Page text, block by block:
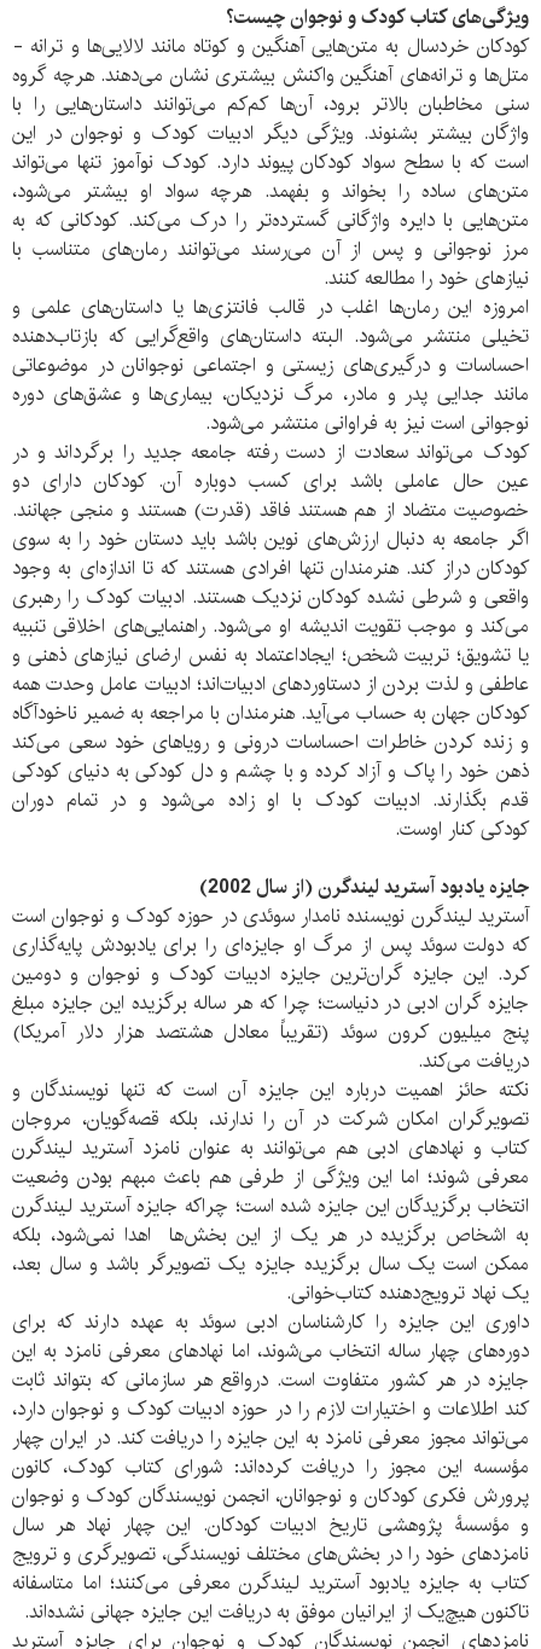
ویژگی‌های کتاب کودک و نوجوان چیست؟
کودکان خردسال به متن‌هایی آهنگین و کوتاه مانند لالایی‌ها و ترانه -
متل‌ها و ترانه‌های آهنگین واکنش بیشتری نشان می‌دهند. هرچه گروه
سنی مخاطبان بالاتر برود، آن‌ها کم‌کم می‌توانند داستان‌هایی را با
واژگان بیشتر بشنوند. ویژگی دیگر ادبیات کودک و نوجوان در این
است که با سطح سواد کودکان پیوند دارد. کودک نوآموز تنها می‌تواند
متن‌های ساده را بخواند و بفهمد. هرچه سواد او بیشتر می‌شود،
متن‌هایی با دایره واژگانی گسترده‌تر را درک می‌کند. کودکانی که به
مرز نوجوانی و پس از آن می‌رسند می‌توانند رمان‌های متناسب با
نیازهای خود را مطالعه کنند.
امروزه این رمان‌ها اغلب در قالب فانتزی‌ها یا داستان‌های علمی و
تخیلی منتشر می‌شود. البته داستان‌های واقع‌گرایی که بازتاب‌دهنده
احساسات و درگیری‌های زیستی و اجتماعی نوجوانان در موضوعاتی
مانند جدایی پدر و مادر، مرگ نزدیکان، بیماری‌ها و عشق‌های دوره
نوجوانی است نیز به فراوانی منتشر می‌شود.
کودک می‌تواند سعادت از دست رفته جامعه جدید را برگرداند و در
عین حال عاملی باشد برای کسب دوباره آن. کودکان دارای دو
خصوصیت متضاد از هم هستند فاقد (قدرت) هستند و منجی جهانند.
اگر جامعه به دنبال ارزش‌های نوین باشد باید دستان خود را به سوی
کودکان دراز کند. هنرمندان تنها افرادی هستند که تا اندازه‌ای به وجود
واقعی و شرطی نشده کودکان نزدیک هستند. ادبیات کودک را رهبری
می‌کند و موجب تقویت اندیشه او می‌شود. راهنمایی‌های اخلاقی تنبیه
یا تشویق؛ تربیت شخص؛ ایجاداعتماد به نفس ارضای نیازهای ذهنی و
عاطفی و لذت بردن از دستاوردهای ادبیات‌اند؛ ادبیات عامل وحدت همه
کودکان جهان به حساب می‌آید. هنرمندان با مراجعه به ضمیر ناخودآگاه
و زنده کردن خاطرات احساسات درونی و رویاهای خود سعی می‌کند
ذهن خود را پاک و آزاد کرده و با چشم و دل کودکی به دنیای کودکی
قدم بگذارند. ادبیات کودک با او زاده می‌شود و در تمام‌ دوران
کودکی کنار اوست.
جایزه یادبود آسترید لیندگرن (از سال 2002)
آسترید لیندگرن نویسنده نامدار سوئدی در حوزه کودک و نوجوان است
که دولت سوئد پس از مرگ او جایزه‌ای را برای یادبودش پایه‌گذاری
کرد. این جایزه گران‌ترین جایزه ادبیات کودک و نوجوان و دومین
جایزه گران ادبی در دنیاست؛ چرا که هر ساله برگزیده این جایزه مبلغ
پنج میلیون کرون سوئد (تقریباً معادل هشتصد هزار دلار آمریکا)
دریافت می‌کند.
نکته حائز اهمیت درباره این جایزه آن است که تنها نویسندگان و
تصویرگران امکان شرکت در آن را ندارند، بلکه قصه‌گویان، مروجان
کتاب و نهادهای ادبی هم می‌توانند به عنوان نامزد آسترید لیندگرن
معرفی شوند؛ اما این ویژگی از طرفی هم باعث مبهم بودن وضعیت
انتخاب برگزیدگان این جایزه شده است؛ چراکه جایزه آسترید لیندگرن
به اشخاص برگزیده در هر یک از این بخش‌ها اهدا نمی‌شود، بلکه
ممکن است یک سال برگزیده جایزه یک تصویرگر باشد و سال بعد،
یک نهاد ترویج‌دهنده کتاب‌خوانی.
داوری این جایزه را کارشناسان ادبی سوئد به عهده دارند که برای
دوره‌های چهار ساله انتخاب می‌شوند، اما نهادهای معرفی نامزد به این
جایزه در هر کشور متفاوت است. درواقع هر سازمانی که بتواند ثابت
کند اطلاعات و اختیارات لازم را در حوزه ادبیات کودک و نوجوان دارد،
می‌تواند مجوز معرفی نامزد به این جایزه را دریافت کند. در ایران چهار
مؤسسه این مجوز را دریافت کرده‌اند: شورای کتاب کودک، کانون
پرورش فکری کودکان و نوجوانان، انجمن نویسندگان کودک و نوجوان
و مؤسسۀ پژوهشی تاریخ ادبیات کودکان. این چهار نهاد هر سال
نامزدهای خود را در بخش‌های مختلف نویسندگی، تصویرگری و ترویج
کتاب به جایزه یادبود آسترید لیندگرن معرفی می‌کنند؛ اما متاسفانه
تاکنون هیچ‌یک از ایرانیان موفق به دریافت این جایزه جهانی نشده‌اند.
نامزدهای انجمن نویسندگان کودک و نوجوان برای جایزه آسترید